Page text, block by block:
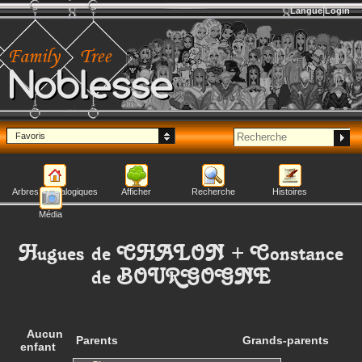
Noblesse
Langue Login
Favoris
Arbres généalogiques Afficher Recherche Histoires
Média
Hugues de CHALON +Constance
de BOURGOGNE
Aucun
enfant
Parents Grands-parents